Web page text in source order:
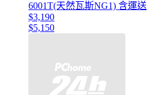
6001T(天然瓦斯NG1) 含運送
$3,190
$5,150